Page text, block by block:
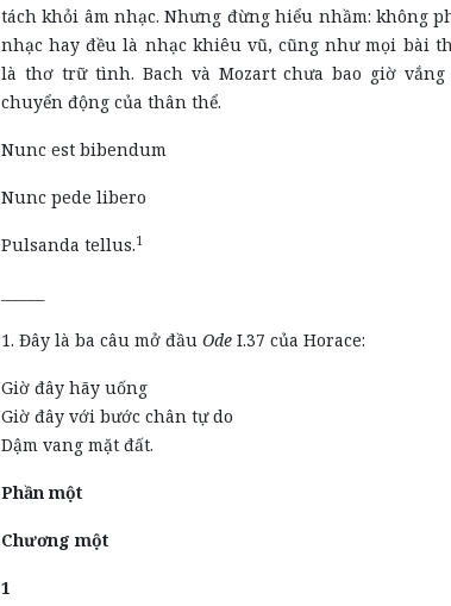
tách khỏi âm nhạc. Nhưng đừng hiểu nhầm: không
nhạc hay đều là nhạc khiêu vũ, cũng như mọi bài
là thơ trữ tình. Bach và Mozart chưa bao giờ
chuyển động của thân thể.
Nunc est bibendum
Nunc pede libero
Pulsanda tellus.1
1. Đây là ba câu mở đầu Ode I.37 của Horace:
Giờ đây hãy uống
Giờ đây với bước chân tự do
Dậm vang mặt đất.
Phần một
Chương một
1